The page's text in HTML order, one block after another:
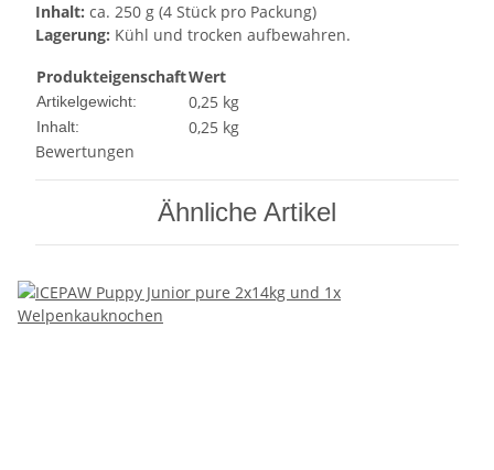
Inhalt: ca. 250 g (4 Stück pro Packung)
Lagerung: Kühl und trocken aufbewahren.
ProdukteigenschaftWert
Artikelgewicht: 0,25 kg
Inhalt:
0,25 kg
Bewertungen
Ähnliche Artikel